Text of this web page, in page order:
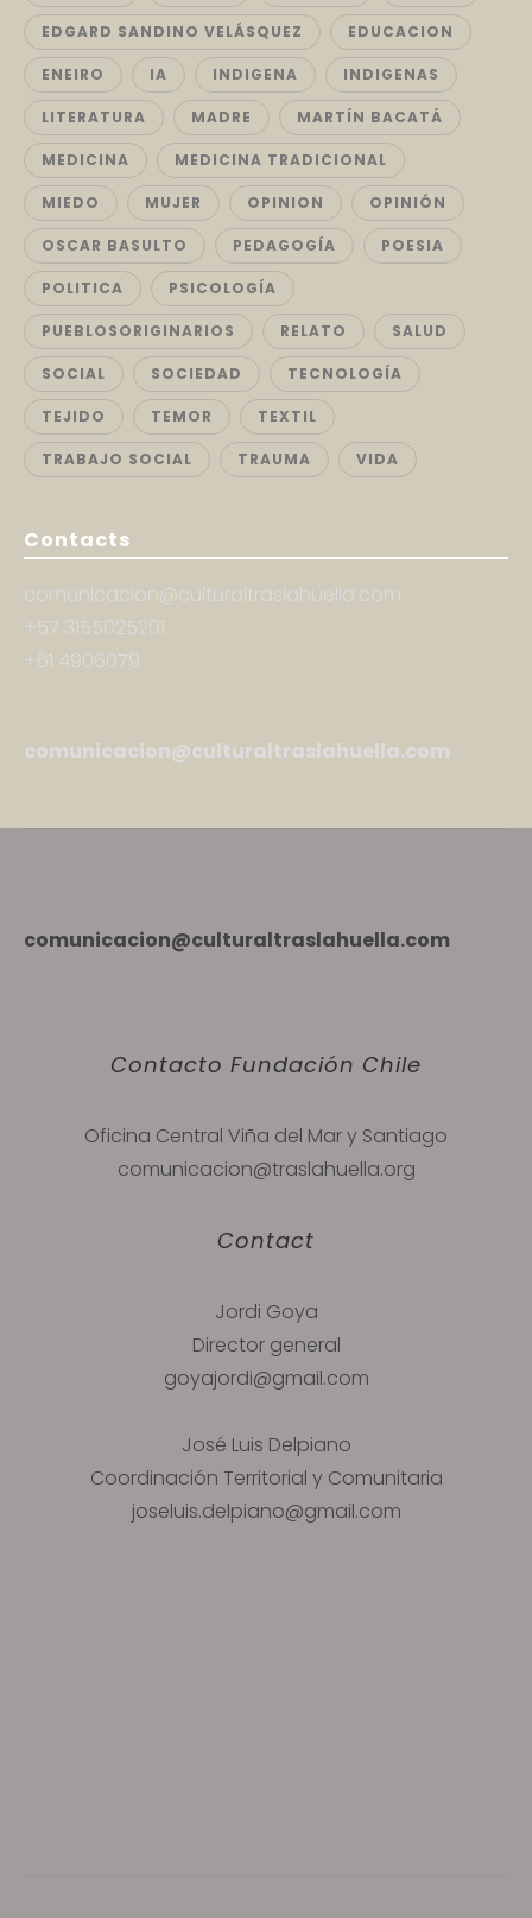
EDGARD SANDINO VELÁSQUEZ EDUCACION
ENEIRO IA INDIGENA INDIGENAS
LITERATURA MADRE MARTÍN BACATÁ
MEDICINA MEDICINA TRADICIONAL
MIEDO MUJER OPINION OPINIÓN
OSCAR BASULTO PEDAGOGÍA POESIA
POLITICA PSICOLOGÍA
PUEBLOSORIGINARIOS RELATO SALUD
SOCIAL SOCIEDAD TECNOLOGÍA
TEJIDO TEMOR TEXTIL
TRABAJO SOCIAL TRAUMA VIDA
Contacts
comunicacion@culturaltraslahuella.com
+57 3155025201
+61 4906079
comunicacion@culturaltraslahuella.com
comunicacion@culturaltraslahuella.com
Contacto Fundación Chile
Oficina Central Viña del Mar y Santiago
comunicacion@traslahuella.org
Contact
Jordi Goya
Director general
goyajordi@gmail.com
José Luis Delpiano
Coordinación Territorial y Comunitaria
joseluis.delpiano@gmail.com